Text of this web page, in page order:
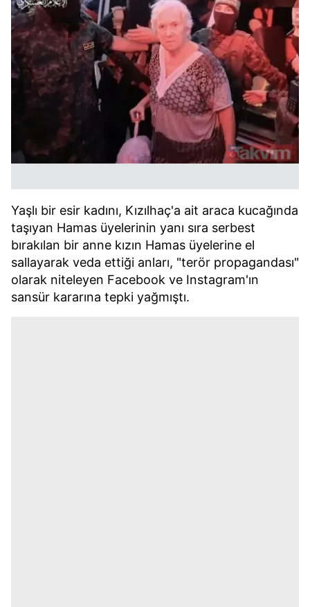
Yaşlı bir esir kadını, Kızılhaç'a ait araca kucağında
taşıyan Hamas üyelerinin yanı sıra serbest
bırakılan bir anne kızın Hamas üyelerine el
sallayarak veda ettiği anları, "terör propagandası"
olarak niteleyen Facebook ve Instagram'ın
sansür kararına tepki yağmıştı.